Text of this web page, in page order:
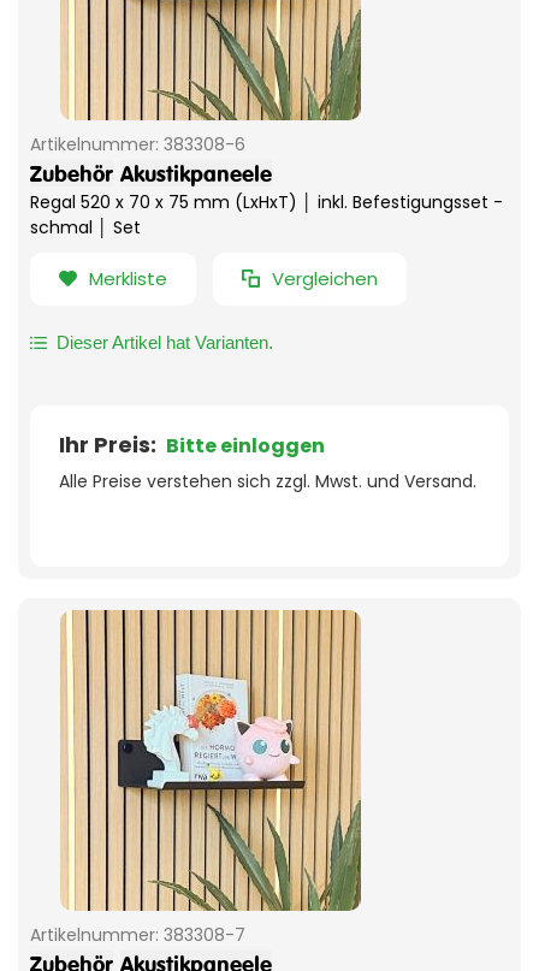
Artikelnummer: 383308-6
Zubehör Akustikpaneele
Regal 520 x 70 x 75 mm (LxHxT) │ inkl. Befestigungsset -
schmal │ Set
Merkliste Vergleichen
Dieser Artikel hat Varianten.
Ihr Preis: Bitte einloggen
Alle Preise verstehen sich zzgl. Mwst. und Versand.
Artikelnummer: 383308-7
Zubehör Akustikpaneele